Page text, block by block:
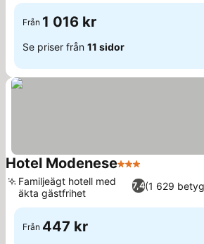
Från 1 016 kr
Se priser från 11 sidor
Hotel Modenese3 Stjärnor
7,4(1 629
Familjeägt hotell med
äkta gästfrihet
Från 447 kr